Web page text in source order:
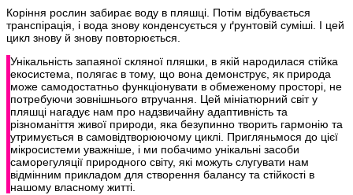
Коріння рослин забирає воду в пляшці. Потім відбувається
транспірація, і вода знову конденсується у ґрунтовій суміші. І цей
цикл знову й знову повторюється.
Унікальність запаяної скляної пляшки, в якій народилася стійка
екосистема, полягає в тому, що вона демонструє, як природа
може самодостатньо функціонувати в обмеженому просторі, не
потребуючи зовнішнього втручання. Цей мініатюрний світ у
пляшці нагадує нам про надзвичайну адаптивність та
різноманіття живої природи, яка безупинно творить гармонію та
утримується в самовідтворюючому циклі. Пригляньмося до цієї
мікросистеми уважніше, і ми побачимо унікальні засоби
саморегуляції природного світу, які можуть слугувати нам
відмінним прикладом для створення балансу та стійкості в
нашому власному житті.